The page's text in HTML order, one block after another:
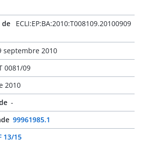
de
ECLI:EP:BA:2010:T008109.20100909
septembre 2010
0081/09
2010
-
99961985.1
13/15